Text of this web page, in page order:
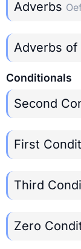
Adverbs
Adverbs of
Conditionals
Second
First
Third
Zero